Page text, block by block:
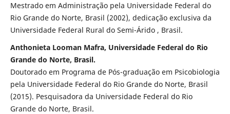
Mestrado em Administração pela Universidade Federal do
Rio Grande do Norte, Brasil (2002), dedicação exclusiva da
Universidade Federal Rural do Semi-Árido , Brasil.
Anthonieta Looman Mafra, Universidade Federal do Rio
Grande do Norte, Brasil.
Doutorado em Programa de Pós-graduação em Psicobiologia
pela Universidade Federal do Rio Grande do Norte, Brasil
(2015). Pesquisadora da Universidade Federal do Rio
Grande do Norte, Brasil.